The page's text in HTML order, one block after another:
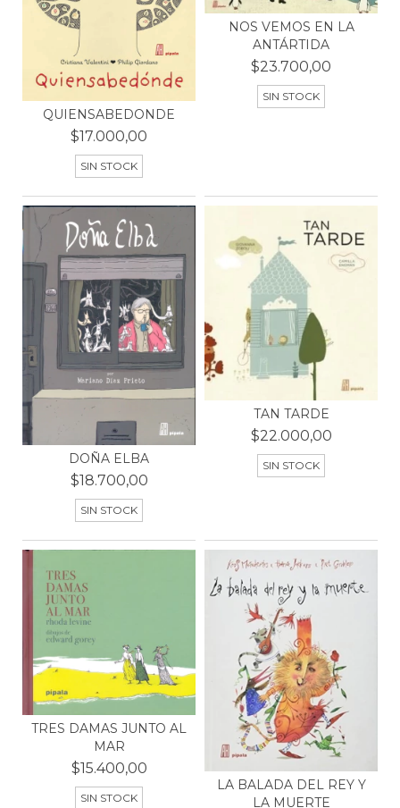
QUIENSABEDONDE
$17.000,00
SIN STOCK
NOS VEMOS EN LA
ANTÁRTIDA
$23.700,00
SIN STOCK
DOÑA ELBA
$18.700,00
SIN STOCK
TAN TARDE
$22.000,00
SIN STOCK
TRES DAMAS JUNTO AL
MAR
$15.400,00
SIN STOCK
LA BALADA DEL REY Y
LA MUERTE